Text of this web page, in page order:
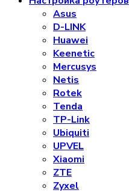
Asus
D-LINK
Huawei
Keenetic
Mercusys
Netis
Rotek
Tenda
TP-Link
Ubiquiti
UPVEL
Xiaomi
ZTE
Zyxel